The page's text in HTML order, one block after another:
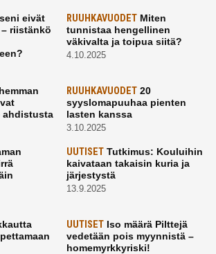
eivät
riistänkö
RUUHKAVUODETMiten
tunnistaa hengellinen
väkivalta ja toipua siitä?
4.10.2025
ahdistusta
RUUHKAVUODET20
syyslomapuuhaa pienten
lasten kanssa
3.10.2025
UUTISETTutkimus: Kouluihin
kaivataan takaisin kuria ja
järjestystä
13.9.2025
UUTISETIso määrä Pilttejä
vedetään pois myynnistä –
homemyrkkyriski!